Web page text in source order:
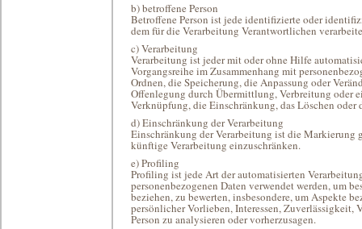
b) betroffene Person
Betroffene Person ist jede identifizierte oder
dem für die Verarbeitung Verantwortlichen
c) Verarbeitung
Verarbeitung ist jeder mit oder ohne Hilfe
Vorgangsreihe im Zusammenhang mit
Ordnen, die Speicherung, die Anpassung oder
Offenlegung durch Übermittlung, Verbreitung oder
Verknüpfung, die Einschränkung, das Löschen oder
d) Einschränkung der Verarbeitung
Einschränkung der Verarbeitung ist die Markierung
künftige Verarbeitung einzuschränken.
e) Profiling
Profiling ist jede Art der automatisierten
personenbezogenen Daten verwendet werden, um
beziehen, zu bewerten, insbesondere, um Aspekte
persönlicher Vorlieben, Interessen, Zuverlässigkeit,
Person zu analysieren oder vorherzusagen.